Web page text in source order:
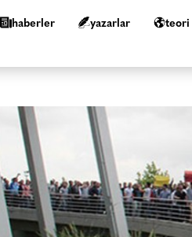
haberler yazarlar teori